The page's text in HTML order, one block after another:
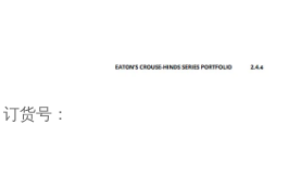
订货号：